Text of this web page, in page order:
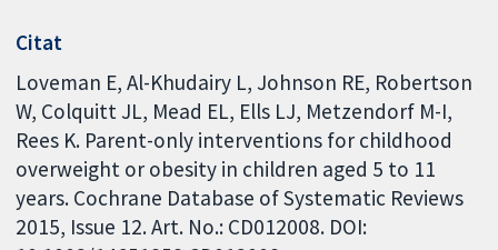
Citat
Loveman E, Al-Khudairy L, Johnson RE, Robertson
W, Colquitt JL, Mead EL, Ells LJ, Metzendorf M-I,
Rees K. Parent-only interventions for childhood
overweight or obesity in children aged 5 to 11
years. Cochrane Database of Systematic Reviews
2015, Issue 12. Art. No.: CD012008. DOI: